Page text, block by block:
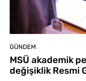
GÜNDEM
MSÜ akademik
değişiklik Resmi